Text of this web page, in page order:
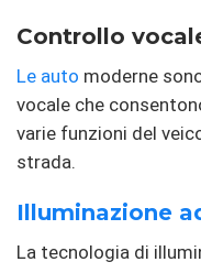
Controllo
Le auto moderne
vocale che
varie funzioni del
strada.
Illuminazione
La tecnologia di